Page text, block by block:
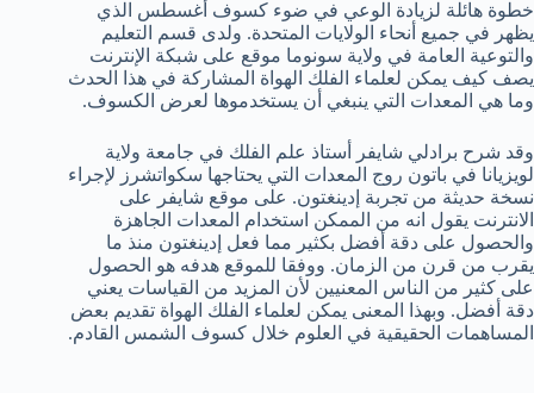
خطوة هائلة لزيادة الوعي في ضوء كسوف أغسطس الذي
يظهر في جميع أنحاء الولايات المتحدة. ولدى قسم التعليم
والتوعية العامة في ولاية سونوما موقع على شبكة الإنترنت
يصف كيف يمكن لعلماء الفلك الهواة المشاركة في هذا الحدث
وما هي المعدات التي ينبغي أن يستخدموها لعرض الكسوف.
وقد شرح برادلي شايفر أستاذ علم الفلك في جامعة ولاية
لويزيانا في باتون روج المعدات التي يحتاجها سكواتشرز لإجراء
نسخة حديثة من تجربة إدينغتون. على موقع شايفر على
الانترنت يقول انه من الممكن استخدام المعدات الجاهزة
والحصول على دقة أفضل بكثير مما فعل إدينغتون منذ ما
يقرب من قرن من الزمان. ووفقا للموقع هدفه هو الحصول
على كثير من الناس المعنيين لأن المزيد من القياسات يعني
دقة أفضل. وبهذا المعنى يمكن لعلماء الفلك الهواة تقديم بعض
المساهمات الحقيقية في العلوم خلال كسوف الشمس القادم.